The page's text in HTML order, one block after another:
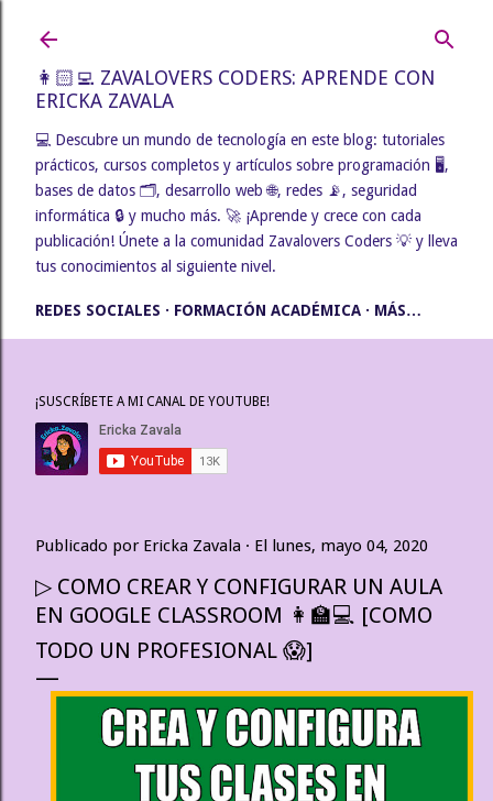
👩🏻‍💻 ZAVALOVERS CODERS: APRENDE CON
ERICKA ZAVALA
💻 Descubre un mundo de tecnología en este blog: tutoriales
prácticos, cursos completos y artículos sobre programación 🖥️,
bases de datos 🗂️, desarrollo web 🌐, redes 📡, seguridad
informática 🔒 y mucho más. 🚀 ¡Aprende y crece con cada
publicación! Únete a la comunidad Zavalovers Coders 💡 y lleva
tus conocimientos al siguiente nivel.
REDES SOCIALES FORMACIÓN ACADÉMICA MÁS…
¡SUSCRÍBETE A MI CANAL DE YOUTUBE!
Publicado por Ericka Zavala El lunes, mayo 04, 2020
▷ COMO CREAR Y CONFIGURAR UN AULA
EN GOOGLE CLASSROOM 👩‍🏫💻 [COMO
TODO UN PROFESIONAL 😱]